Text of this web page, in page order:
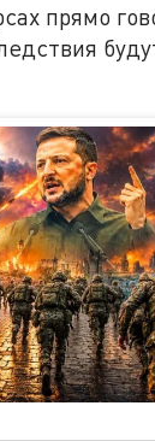
прямо